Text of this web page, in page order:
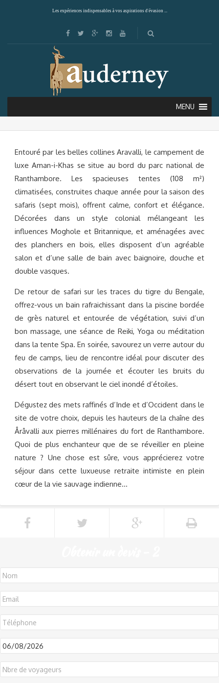
Les expériences indispensables à vos aspirations d'évasion ...
MENU
AMAN-I-KHAS (PARC NATIONAL DE
Entouré par les belles collines Aravalli, le campement de
luxe Aman-i-Khas se situe au bord du parc national de
Ranthambore. Les spacieuses tentes (108 m²)
climatisées, construites chaque année pour la saison des
safaris (sept mois), offrent calme, confort et élégance.
Décorées dans un style colonial mélangeant les
influences Moghole et Britannique, et aménagées avec
des planchers en bois, elles disposent d’un agréable
salon et d’une salle de bain avec baignoire, douche et
double vasques.
De retour de safari sur les traces du tigre du Bengale,
offrez-vous un bain rafraichissant dans la piscine bordée
de grès naturel et entourée de végétation, suivi d’un
bon massage, une séance de Reiki, Yoga ou méditation
dans la tente Spa. En soirée, savourez un verre autour du
feu de camps, lieu de rencontre idéal pour discuter des
observations de la journée et écouter les bruits du
désert tout en observant le ciel inondé d’étoiles.
Dégustez des mets raffinés d’Inde et d’Occident dans le
site de votre choix, depuis les hauteurs de la chaîne des
Ârâvalli aux pierres millénaires du fort de Ranthambore.
Quoi de plus enchanteur que de se réveiller en pleine
nature ? Une chose est sûre, vous apprécierez votre
séjour dans cette luxueuse retraite intimiste en plein
cœur de la vie sauvage indienne…
DD
slash